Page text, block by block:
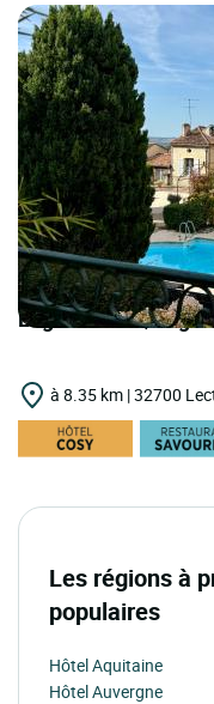
Logis Hôtels |
à 8.35 km | 32700
Les régions à
populaires
Hôtel Aquitaine
Hôtel Auvergne